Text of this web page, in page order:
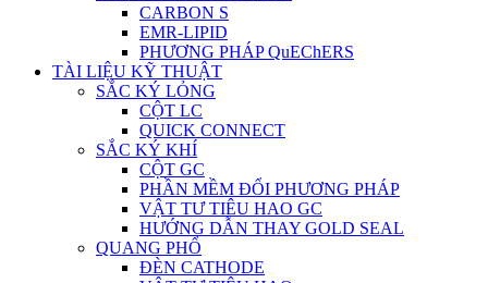
CARBON S
EMR-LIPID
PHƯƠNG PHÁP QuEChERS
TÀI LIỆU KỸ THUẬT
SẮC KÝ LỎNG
CỘT LC
QUICK CONNECT
SẮC KÝ KHÍ
CỘT GC
PHẦN MỀM ĐỔI PHƯƠNG PHÁP
VẬT TƯ TIÊU HAO GC
HƯỚNG DẪN THAY GOLD SEAL
QUANG PHỔ
ĐÈN CATHODE